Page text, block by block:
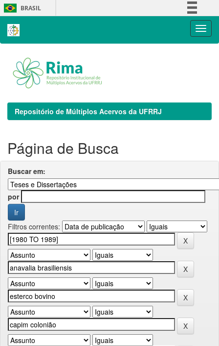
Skip
navigation
BRASIL
Repositório de Múltiplos Acervos da UFRRJ
Página de Busca
Buscar em:
por
Filtros correntes: